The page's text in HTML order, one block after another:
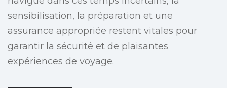
sensibilisation, la préparation et une
assurance appropriée restent vitales pour
garantir la sécurité et de plaisantes
expériences de voyage.